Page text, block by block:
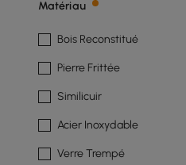
Matériau
Bois Reconstitué
Pierre Frittée
Similicuir
Acier Inoxydable
Verre Trempé